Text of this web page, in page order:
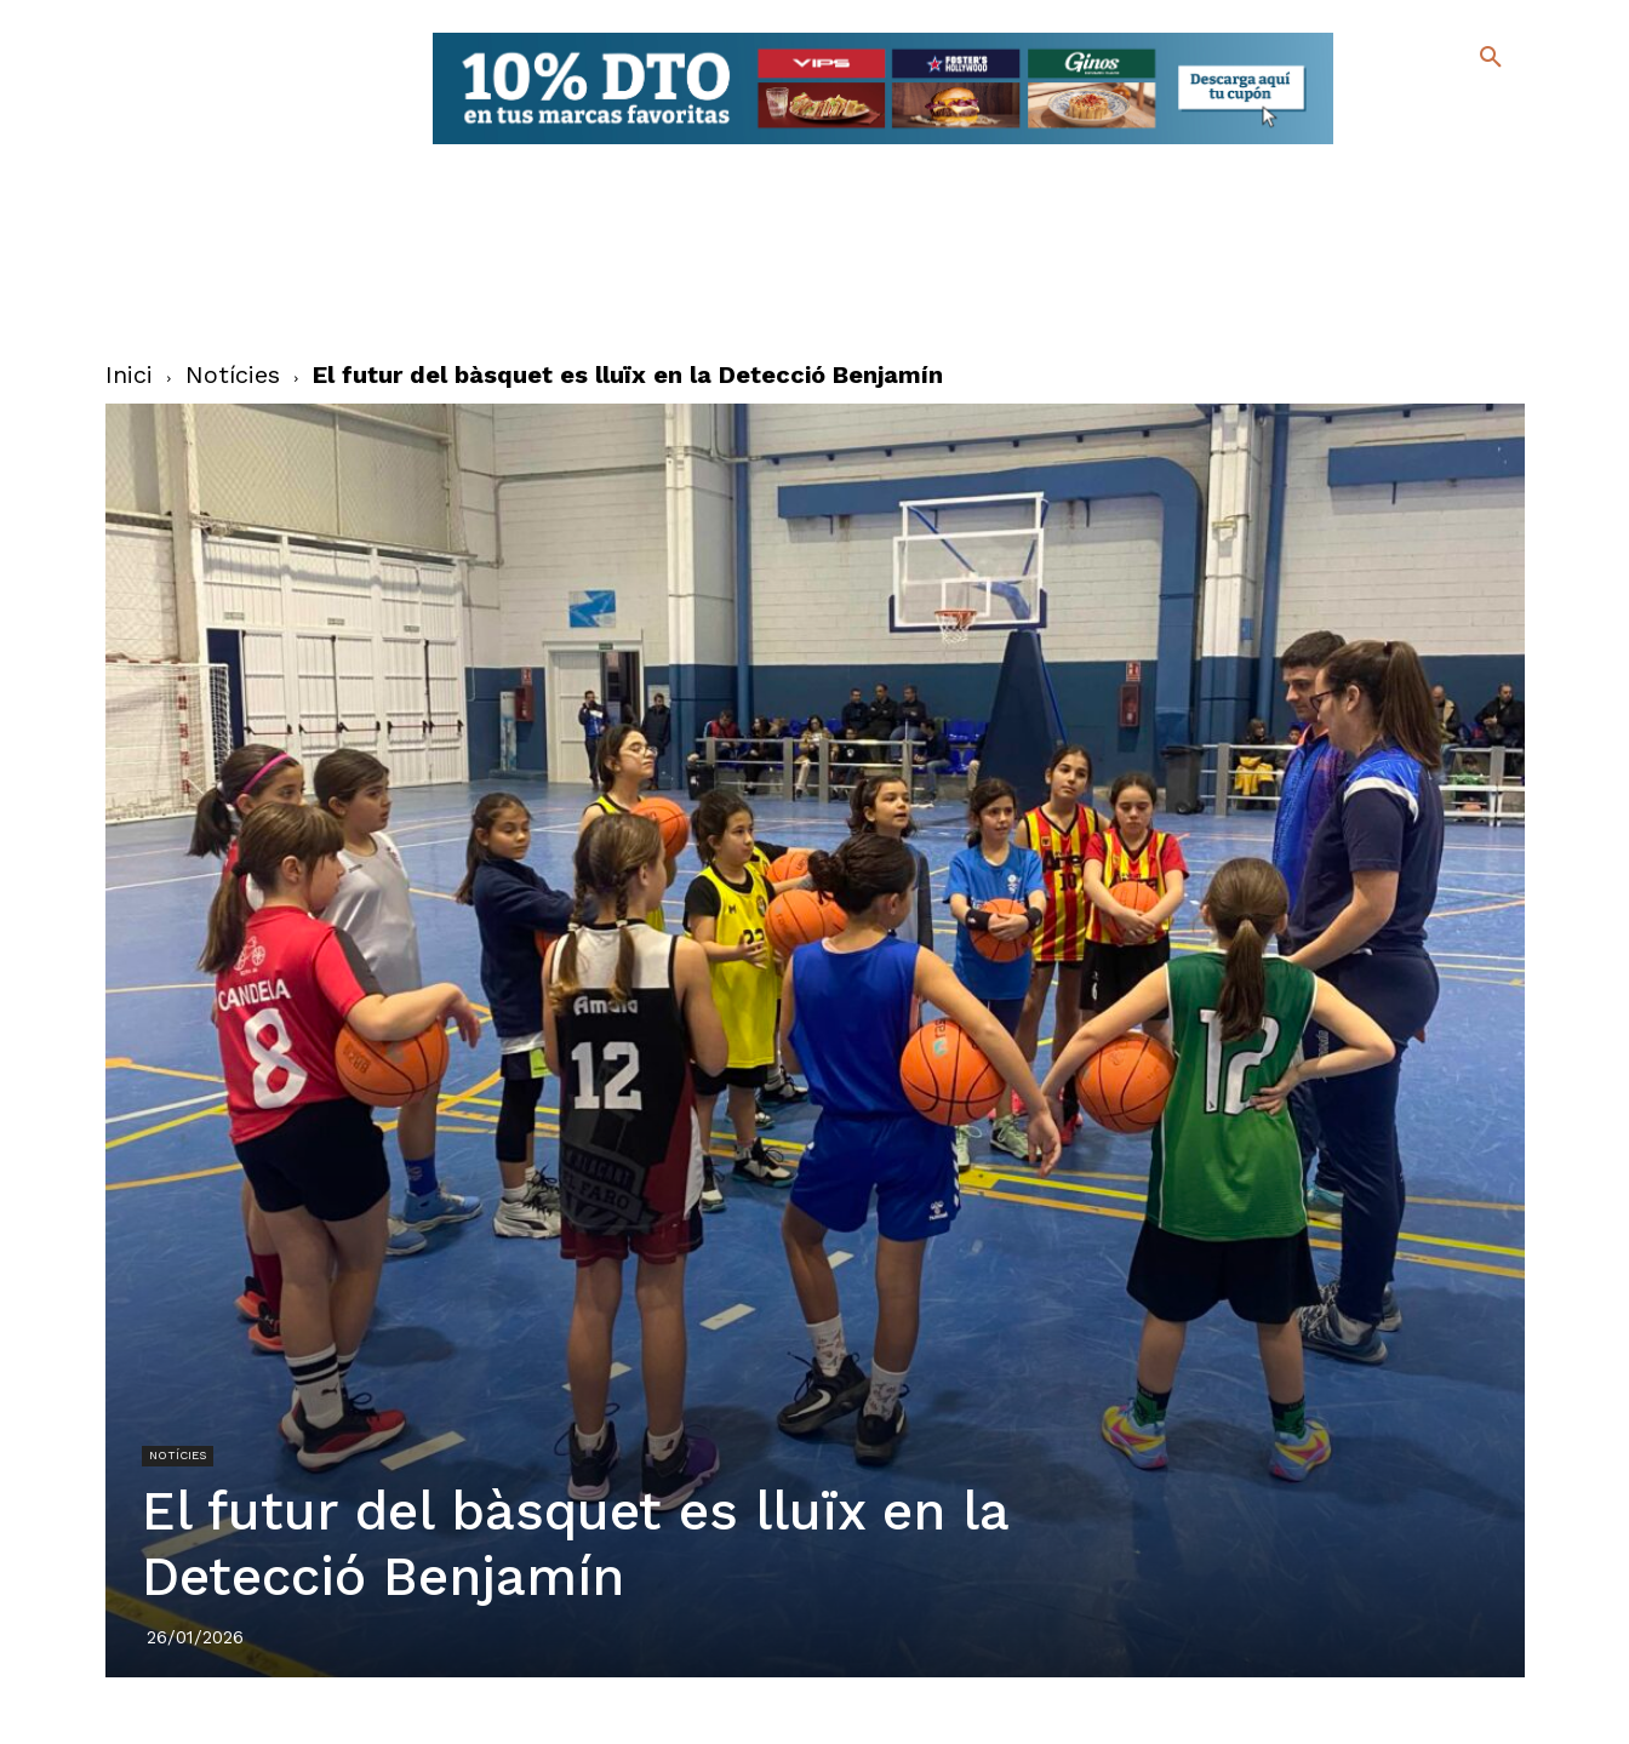
Inici Notícies El futur del bàsquet es lluïx en la Detecció Benjamín
NOTÍCIES
El futur del bàsquet es lluïx en la
Detecció Benjamín
26/01/2026